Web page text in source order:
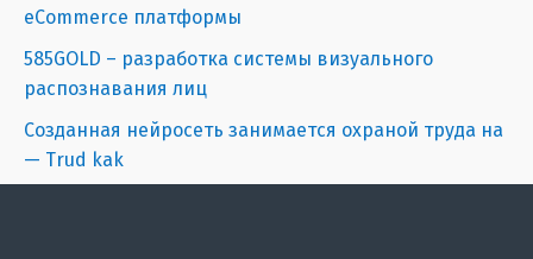
eCommerce платформы
585GOLD – разработка системы визуального
распознавания лиц
Созданная нейросеть занимается охраной труда на
— Trud kak